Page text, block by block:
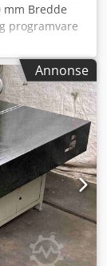
mm Bredde
programvare
mm uten
II
Annonse